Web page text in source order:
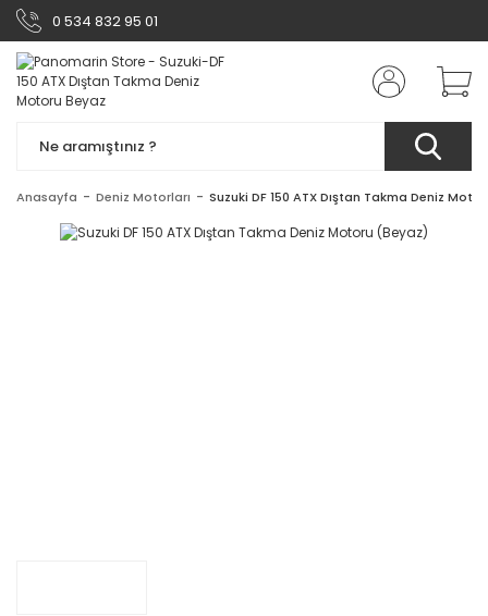
0 534 832 95 01
Anasayfa Deniz Motorları Suzuki DF 150 ATX Dıştan Takma Deniz